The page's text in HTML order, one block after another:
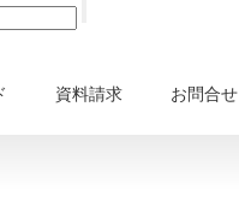
資料請求 お問合せ